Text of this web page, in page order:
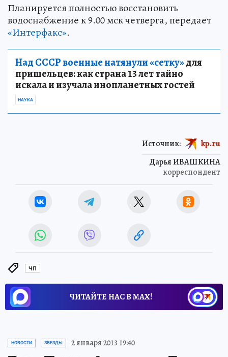
Планируется полностью восстановить
водоснабжение к 9.00 мск четверга, передает
«Интерфакс».
Над СССР военные натянули «сетку»для
пришельцев: как страна 13 лет тайно
искала и изучала инопланетных гостей
НАУКА
Дарья ИВАШКИНА
корреспондент
Источник: kp.ru
ЧП
ЧИТАЙТЕ НАС В МАХ!
НОВОСТИ ЗВЕЗДЫ 2 января 2013 19:40